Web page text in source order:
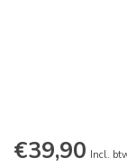
€39,90 Incl.